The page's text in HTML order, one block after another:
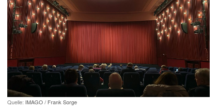
Quelle: IMAGO / Frank Sorge